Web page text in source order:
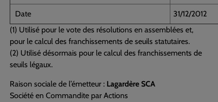
Date
31/12/2012
(1) Utilisé pour le vote des résolutions en assemblées et,
pour le calcul des franchissements de seuils statutaires.
(2) Utilisé désormais pour le calcul des franchissements de
seuils légaux.
Raison sociale de l’émetteur : Lagardère SCA
Société en Commandite par Actions